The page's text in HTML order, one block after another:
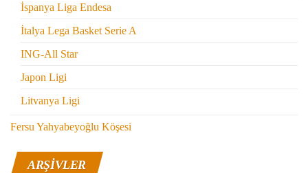
İspanya Liga Endesa
İtalya Lega Basket Serie A
ING-All Star
Japon Ligi
Litvanya Ligi
Fersu Yahyabeyoğlu Köşesi
ARŞIVLER